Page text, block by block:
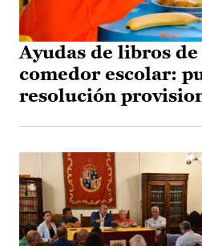
Ayudas de libros
comedor escolar:
resolución